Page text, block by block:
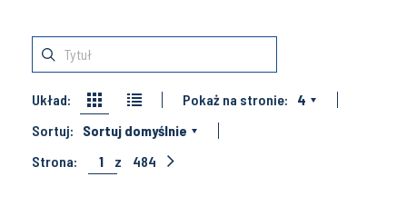
Układ: Pokaż na stronie:
4
Sortuj:
Sortuj domyślnie
Strona:
1 z 484